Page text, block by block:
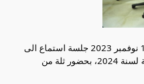
عقدت لجنة التربية والتكوين المهني والبحث العلمي والشباب والرياضة يوم الثلاثاء 14 نوفمبر 2023 جلسة استماع الى
السيد محمد علي البوغديري وزير التربية حول مهمة الوزارة من مشروع ميزانية الدولة لسنة 2024، بحضور ثلة من